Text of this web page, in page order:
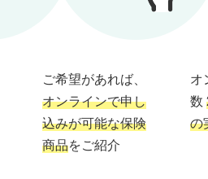
ご希望があれば、
オンラインで申し
込みが可能な保険
商品をご紹介
オ
数
の